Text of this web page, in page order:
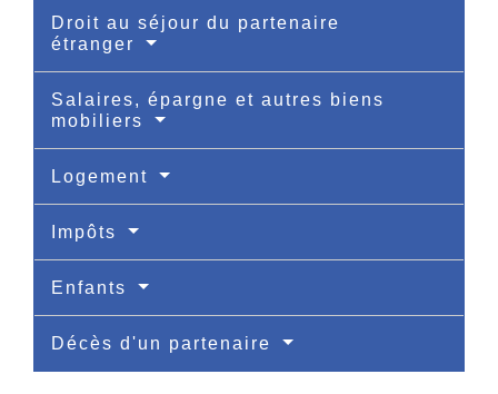
Droit au séjour du partenaire
étranger
Salaires, épargne et autres biens
mobiliers
Logement
Impôts
Enfants
Décès d'un partenaire